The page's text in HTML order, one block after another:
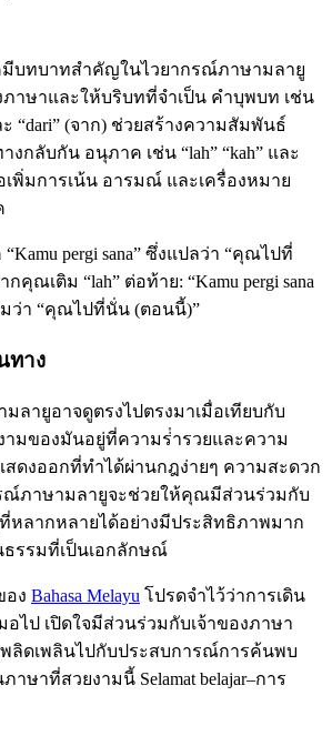
บทบาทสําคัญในไวยากรณ์ภาษามลายู
าษาและให้บริบทที่จําเป็น คำบุพบท เช่น
ะ “dari” (จาก) ช่วยสร้างความสัมพันธ์
งกลับกัน อนุภาค เช่น “lah” “kah” และ
เพิ่มการเน้น อารมณ์ และเครื่องหมาย
pergi sana” ซึ่งแปลว่า “คุณไปที่
คุณเติม “lah” ต่อท้าย: “Kamu pergi sana
ว่า “คุณไปที่นั่น (ตอนนี้)”
ทาง
ลายูอาจดูตรงไปตรงมาเมื่อเทียบกับ
มของมันอยู่ที่ความร่ํารวยและความ
ดงออกที่ทําได้ผ่านกฎง่ายๆ ความสะดวก
ณ์ภาษามลายูจะช่วยให้คุณมีส่วนร่วมกับ
หลากหลายได้อย่างมีประสิทธิภาพมาก
รรมที่เป็นเอกลักษณ์
อง Bahasa Melayu โปรดจําไว้ว่าการเดิน
อไป เปิดใจมีส่วนร่วมกับเจ้าของภาษา
ลิดเพลินไปกับประสบการณ์การค้นพบ
ษาที่สวยงามนี้ Selamat belajar–การ